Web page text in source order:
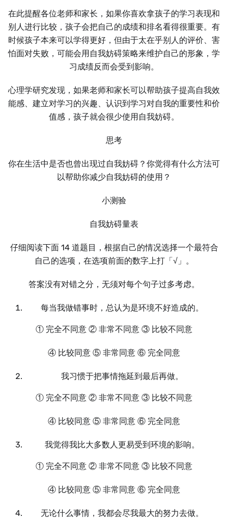
在此提醒各位老师和家长，如果你喜欢拿孩子的学习表现和
别人进行比较，孩子会把自己的成绩和排名看得很重要。有
时候孩子本来可以学得更好，但由于太在乎别人的评价、害
怕面对失败，可能会用自我妨碍策略来维护自己的形象，学
习成绩反而会受到影响。
心理学研究发现，如果老师和家长可以帮助孩子提高自我效
能感、建立对学习的兴趣、认识到学习对自我的重要性和价
值感，孩子就会很少使用自我妨碍。
思考
你在生活中是否也曾出现过自我妨碍？你觉得有什么方法可
以帮助你减少自我妨碍的使用？
小测验
自我妨碍量表
仔细阅读下面 14 道题目，根据自己的情况选择一个最符合
自己的选项，在选项前面的数字上打「√」。
答案没有对错之分，无须对每个句子过多考虑。
每当我做错事时，总认为是环境不好造成的。
① 完全不同意 ② 非常不同意 ③ 比较不同意
④ 比较同意 ⑤ 非常同意 ⑥ 完全同意
我习惯于把事情拖延到最后再做。
① 完全不同意 ② 非常不同意 ③ 比较不同意
④ 比较同意 ⑤ 非常同意 ⑥ 完全同意
我觉得我比大多数人更易受到环境的影响。
① 完全不同意 ② 非常不同意 ③ 比较不同意
④ 比较同意 ⑤ 非常同意 ⑥ 完全同意
无论什么事情，我都会尽我最大的努力去做。